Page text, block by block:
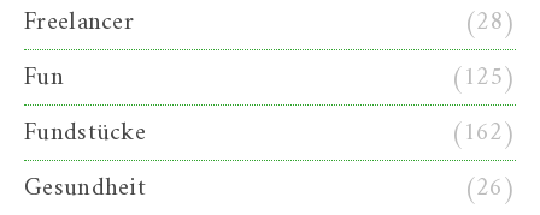
Freelancer
(28)
Fun
(125)
Fundstücke
(162)
Gesundheit
(26)